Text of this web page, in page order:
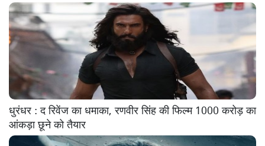
धुरंधर : द रिवेंज का धमाका, रणवीर सिंह की फिल्म 1000 करोड़ का
आंकड़ा छूने को तैयार